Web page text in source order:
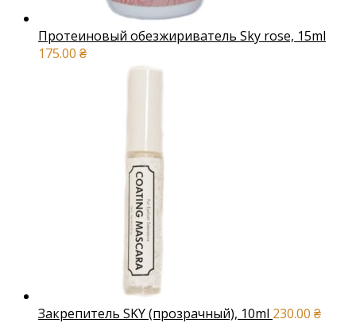
Протеиновый обезжириватель Sky rose, 15ml
175.00 ₴
Закрепитель SKY (прозрачный), 10ml 230.00 ₴